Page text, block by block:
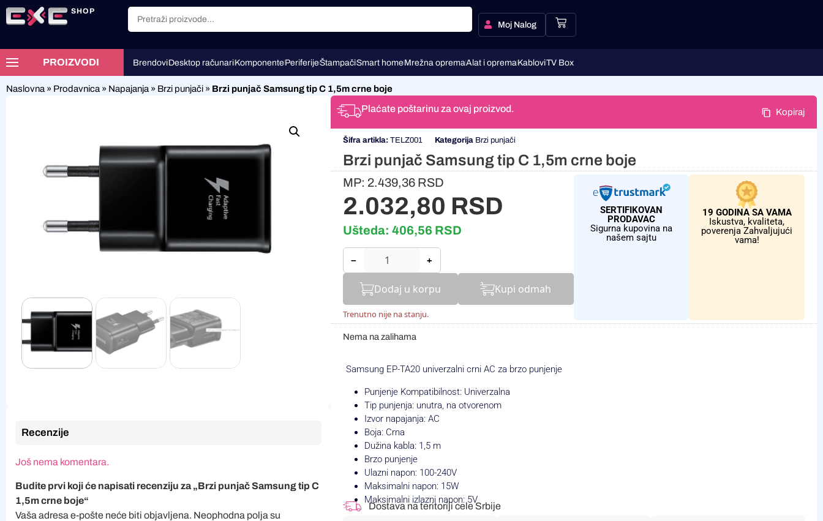
SHOP
Moj Nalog
PROIZVODI BrendoviDesktop računariKomponentePeriferijeŠtampačiSmart homeMrežna opremaAlat i opremaKabloviTV Box
Naslovna » Prodavnica » Napajanja » Brzi punjači » Brzi punjač Samsung tip C 1,5m crne boje
Recenzije
Još nema komentara.
Budite prvi koji će napisati recenziju za „Brzi punjač Samsung tip C
1,5m crne boje“
Vaša adresa e-pošte neće biti objavljena. Neophodna polja su
Plaćate poštarinu za ovaj proizvod. Kopiraj
Šifra artikla: TELZ001 Kategorija Brzi punjači
Brzi punjač Samsung tip C 1,5m crne boje
MP: 2.439,36 RSD
2.032,80 RSD
Ušteda: 406,56 RSD
− +
Dodaj u korpu Kupi odmah
Trenutno nije na stanju.
SERTIFIKOVAN
PRODAVAC
Sigurna kupovina na
našem sajtu
19 GODINA SA VAMA
Iskustva, kvaliteta,
poverenja Zahvaljujući
vama!
Nema na zalihama
Samsung EP-TA20 univerzalni crni AC za brzo punjenje
Punjenje Kompatibilnost: Univerzalna
Tip punjenja: unutra, na otvorenom
Izvor napajanja: AC
Boja: Crna
Dužina kabla: 1,5 m
Brzo punjenje
Ulazni napon: 100-240V
Maksimalni napon: 15W
Maksimalni izlazni napon: 5V
Dostava na teritoriji cele Srbije